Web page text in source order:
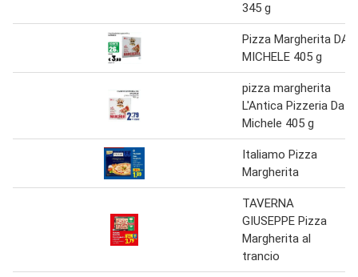
345 g
Pizza Margherita DA
MICHELE 405 g
pizza margherita
L'Antica Pizzeria Da
Michele 405 g
Italiamo Pizza
Margherita
TAVERNA
GIUSEPPE Pizza
Margherita al
trancio